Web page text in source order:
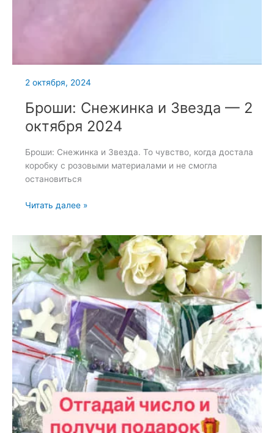
2 октября, 2024
Броши: Снежинка и Звезда — 2
октября 2024
Броши: Снежинка и Звезда. То чувство, когда достала
коробку с розовыми материалами и не смогла
остановиться
Броши:
Звезда
—
2
октября
2024
Читать далее »